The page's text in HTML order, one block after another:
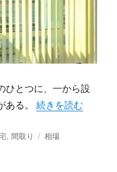
ひとつに、一から設
ある。“家族の理想を叶
続きを読む
,間取り
タ
相場